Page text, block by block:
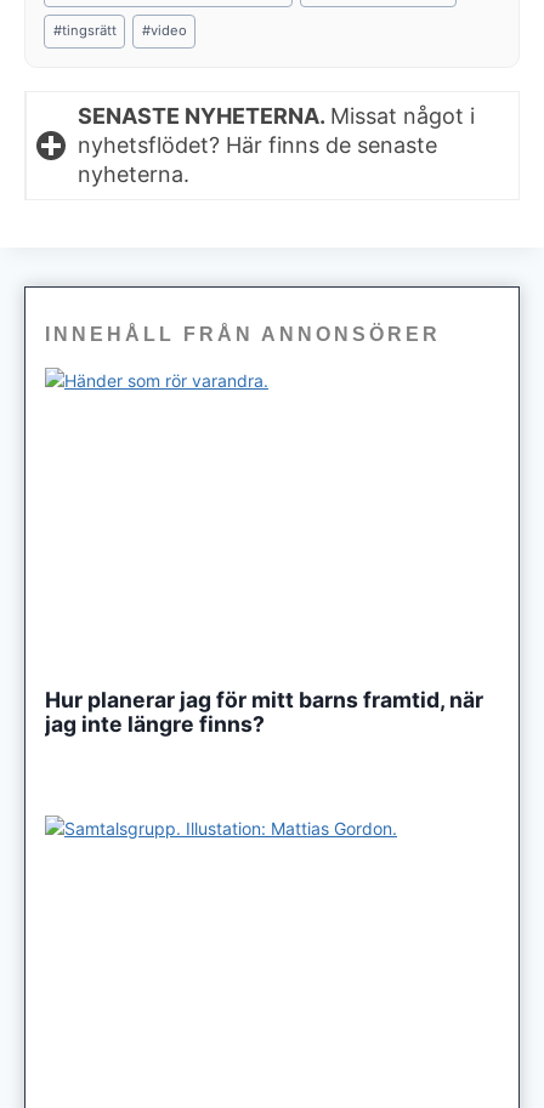
#tingsrätt #video
SENASTE NYHETERNA. Missat något i
nyhetsflödet? Här finns de senaste
nyheterna.
INNEHÅLL FRÅN ANNONSÖRER
Hur planerar jag för mitt barns framtid, när
jag inte längre finns?